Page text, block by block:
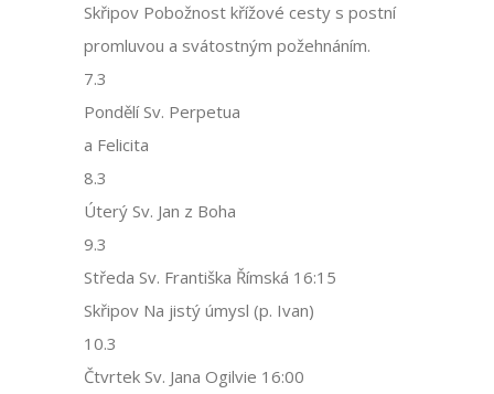
Skřipov Pobožnost křížové cesty s postní
promluvou a svátostným požehnáním.
7.3
Pondělí Sv. Perpetua
a Felicita
8.3
Úterý Sv. Jan z Boha
9.3
Středa Sv. Františka Římská 16:15
Skřipov Na jistý úmysl (p. Ivan)
10.3
Čtvrtek Sv. Jana Ogilvie 16:00